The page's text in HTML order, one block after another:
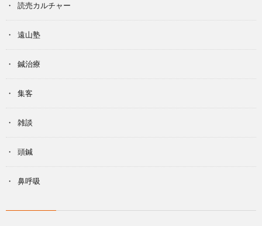
読売カルチャー
遠山塾
鍼治療
集客
雑談
頭鍼
鼻呼吸